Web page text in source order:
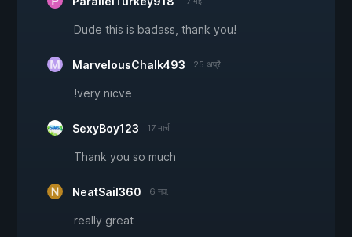
Dude this is badass, thank you!
MarvelousChalk493 25 अप्रै.
!very nicve
SexyBoy123 17 मार्च
Thank you so much
NeatSail360 6 नव.
really great